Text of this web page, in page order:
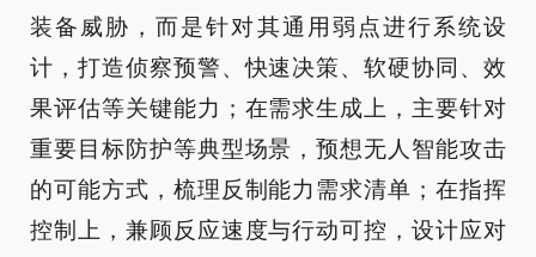
装备威胁，而是针对其通用弱点进行系统设
计，打造侦察预警、快速决策、软硬协同、效
果评估等关键能力；在需求生成上，主要针对
重要目标防护等典型场景，预想无人智能攻击
的可能方式，梳理反制能力需求清单；在指挥
控制上，兼顾反应速度与行动可控，设计应对